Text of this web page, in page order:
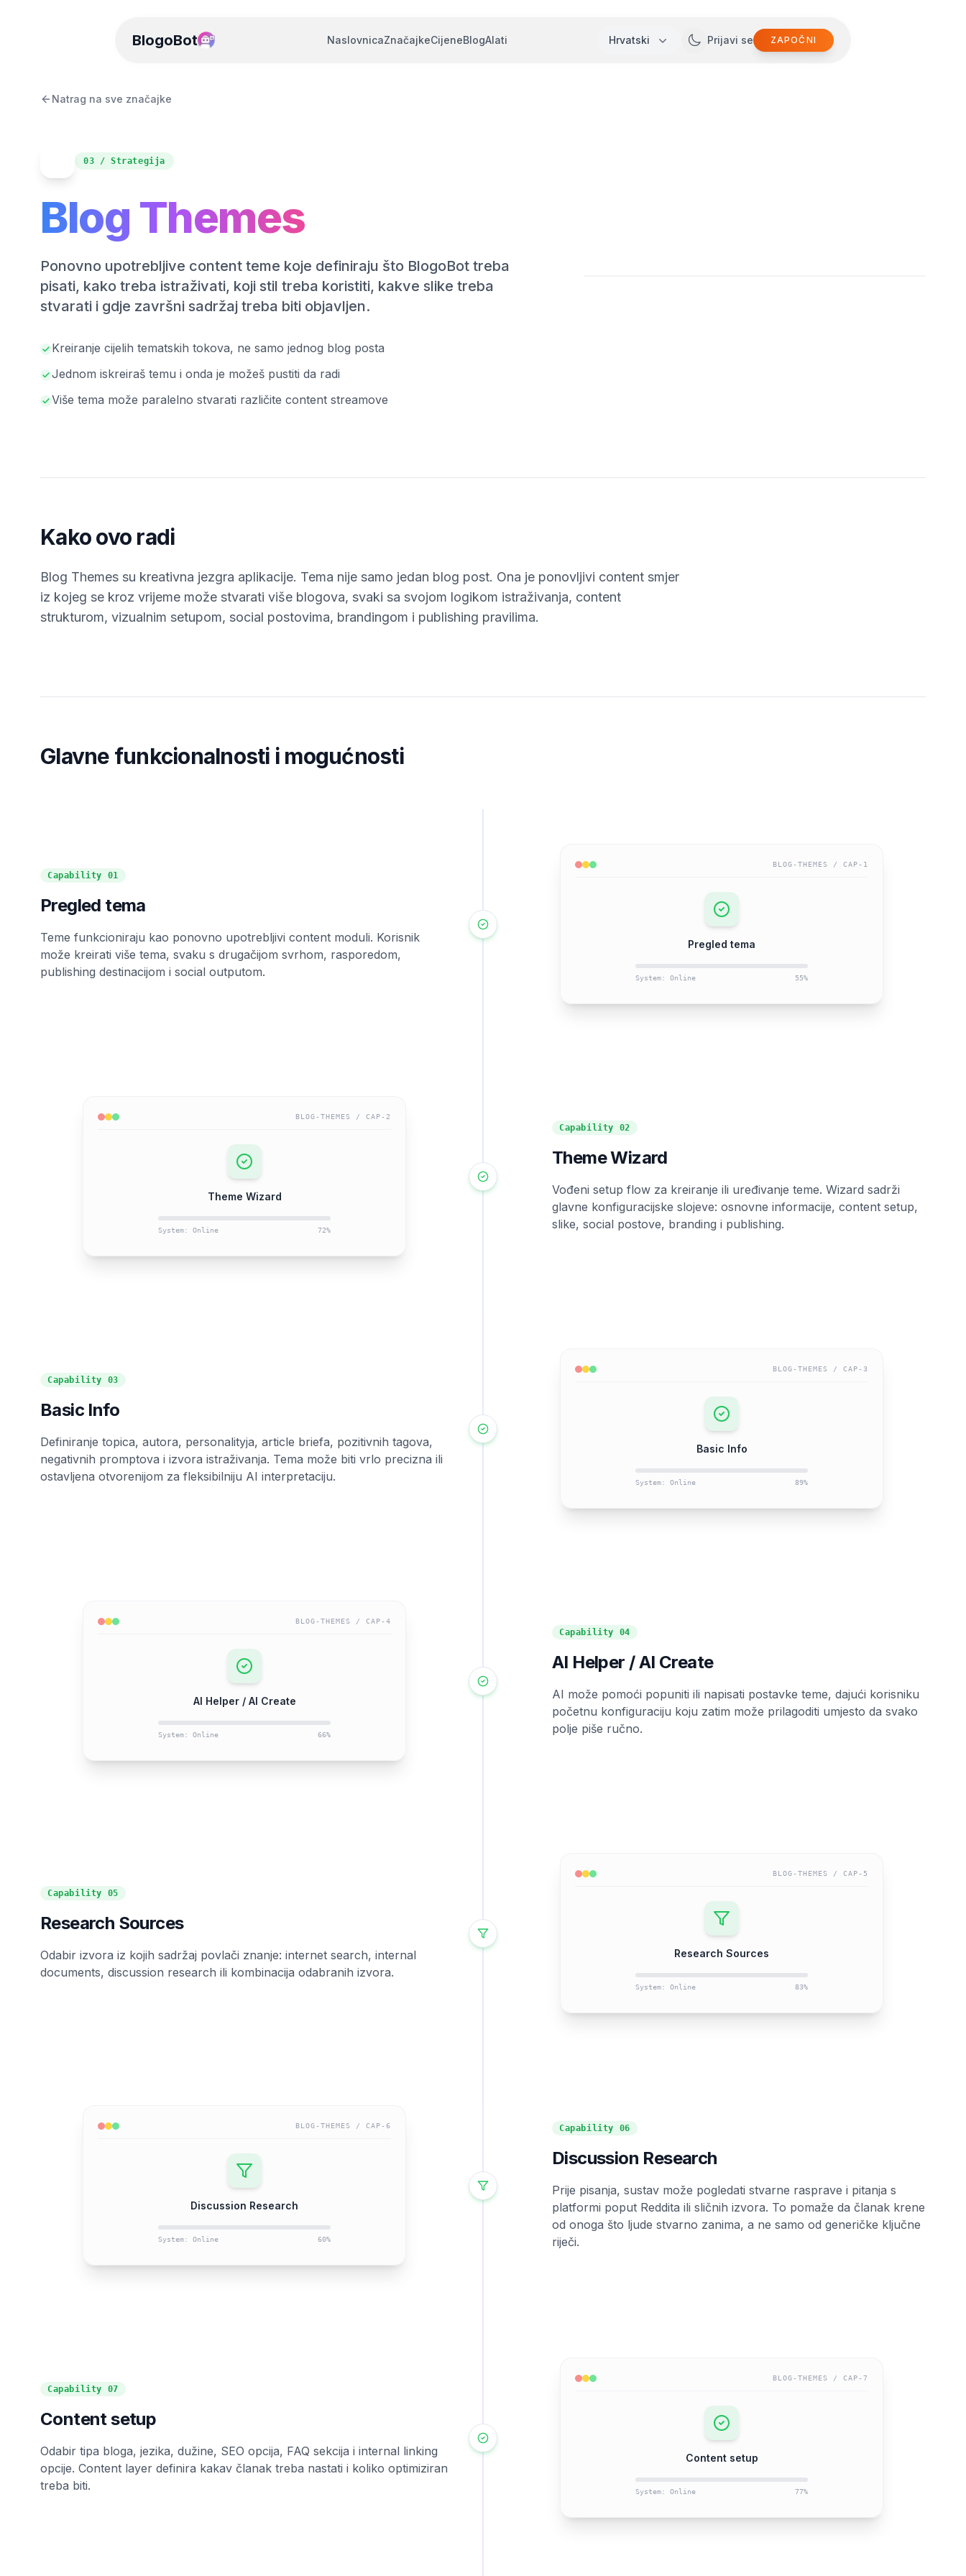
BlogoBot NaslovnicaZnačajkeCijeneBlogAlati Hrvatski Prijavi se ZAPOČNI
Natrag na sve značajke
03 / Strategija
Blog Themes
Ponovno upotrebljive content teme koje definiraju što BlogoBot treba
pisati, kako treba istraživati, koji stil treba koristiti, kakve slike treba
stvarati i gdje završni sadržaj treba biti objavljen.
Kreiranje cijelih tematskih tokova, ne samo jednog blog posta
Jednom iskreiraš temu i onda je možeš pustiti da radi
Više tema može paralelno stvarati različite content streamove
Kako ovo radi
Blog Themes su kreativna jezgra aplikacije. Tema nije samo jedan blog post. Ona je ponovljivi content smjer
iz kojeg se kroz vrijeme može stvarati više blogova, svaki sa svojom logikom istraživanja, content
strukturom, vizualnim setupom, social postovima, brandingom i publishing pravilima.
Glavne funkcionalnosti i mogućnosti
Capability 01
Pregled tema
Teme funkcioniraju kao ponovno upotrebljivi content moduli. Korisnik
može kreirati više tema, svaku s drugačijom svrhom, rasporedom,
publishing destinacijom i social outputom.
BLOG-THEMES / CAP- 1
Pregled tema
System: Online 55%
Capability 02
Theme Wizard
Vođeni setup flow za kreiranje ili uređivanje teme. Wizard sadrži
glavne konfiguracijske slojeve: osnovne informacije, content setup,
slike, social postove, branding i publishing.
BLOG-THEMES / CAP- 2
Theme Wizard
System: Online 72%
Capability 03
Basic Info
Definiranje topica, autora, personalityja, article briefa, pozitivnih tagova,
negativnih promptova i izvora istraživanja. Tema može biti vrlo precizna ili
ostavljena otvorenijom za fleksibilniju AI interpretaciju.
BLOG-THEMES / CAP-3
Basic Info
System: Online 89%
Capability 04
AI Helper / AI Create
AI može pomoći popuniti ili napisati postavke teme, dajući korisniku
početnu konfiguraciju koju zatim može prilagoditi umjesto da svako
polje piše ručno.
BLOG-THEMES / CAP-4
AI Helper / AI Create
System: Online 66%
Capability 05
Research Sources
Odabir izvora iz kojih sadržaj povlači znanje: internet search, internal
documents, discussion research ili kombinacija odabranih izvora.
BLOG-THEMES / CAP- 5
Research Sources
System: Online 83%
Capability 06
Discussion Research
Prije pisanja, sustav može pogledati stvarne rasprave i pitanja s
platformi poput Reddita ili sličnih izvora. To pomaže da članak krene
od onoga što ljude stvarno zanima, a ne samo od generičke ključne
riječi.
BLOG-THEMES / CAP-6
Discussion Research
System: Online 60%
Capability 07
Content setup
Odabir tipa bloga, jezika, dužine, SEO opcija, FAQ sekcija i internal linking
opcije. Content layer definira kakav članak treba nastati i koliko optimiziran
treba biti.
BLOG-THEMES / CAP-7
Content setup
System: Online 77%